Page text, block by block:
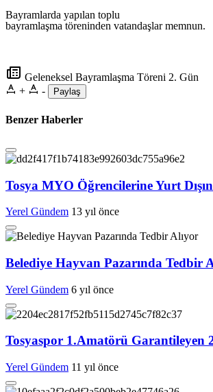
Bayramlarda yapılan toplu
bayramlaşma töreninden vatandaşlar memnun.
Geleneksel Bayramlaşma Töreni 2. Gün
+
- Paylaş
Benzer Haberler
Tosya MYO Öğrencilerine Yurt
Yerel Gündem 13 yıl önce
Belediye Hayvan Pazarında Tedbir
Yerel Gündem 6 yıl önce
Tosyaspor 1.Amatörü Garantileyen
Yerel Gündem 11 yıl önce